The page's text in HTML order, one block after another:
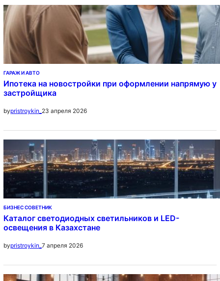
ГАРАЖ И АВТО
Ипотека на новостройки при оформлении напрямую у
застройщика
bypristroykin_ 23 апреля 2026
БИЗНЕС СОВЕТНИК
Каталог светодиодных светильников и LED-
освещения в Казахстане
bypristroykin_ 7 апреля 2026